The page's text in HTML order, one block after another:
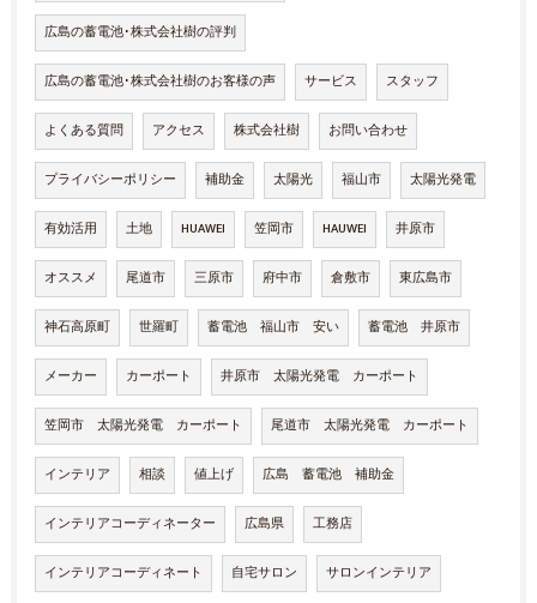
広島の蓄電池･株式会社樹の評判
広島の蓄電池･株式会社樹のお客様の声 サービス スタッフ
よくある質問 アクセス 株式会社樹 お問い合わせ
プライバシーポリシー 補助金 太陽光 福山市 太陽光発電
有効活用 土地 HUAWEI 笠岡市 HAUWEI 井原市
オススメ 尾道市 三原市 府中市 倉敷市 東広島市
神石高原町 世羅町 蓄電池 福山市 安い 蓄電池 井原市
メーカー カーポート 井原市 太陽光発電 カーポート
笠岡市 太陽光発電 カーポート 尾道市 太陽光発電 カーポート
インテリア 相談 値上げ 広島 蓄電池 補助金
インテリアコーディネーター 広島県 工務店
インテリアコーディネート 自宅サロン サロンインテリア